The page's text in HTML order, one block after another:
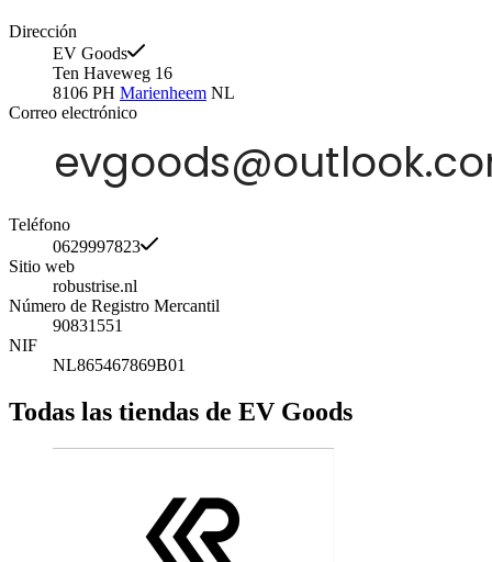
Dirección
EV Goods
Ten Haveweg 16
8106 PH Marienheem NL
Correo electrónico
Teléfono
0629997823
Sitio web
robustrise.nl
Número de Registro Mercantil
90831551
NIF
NL865467869B01
Todas las tiendas de EV Goods